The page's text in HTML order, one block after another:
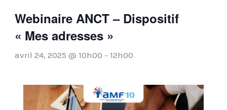
Webinaire ANCT – Dispositif
« Mes adresses »
avril 24, 2025 @ 10h00 - 12h00